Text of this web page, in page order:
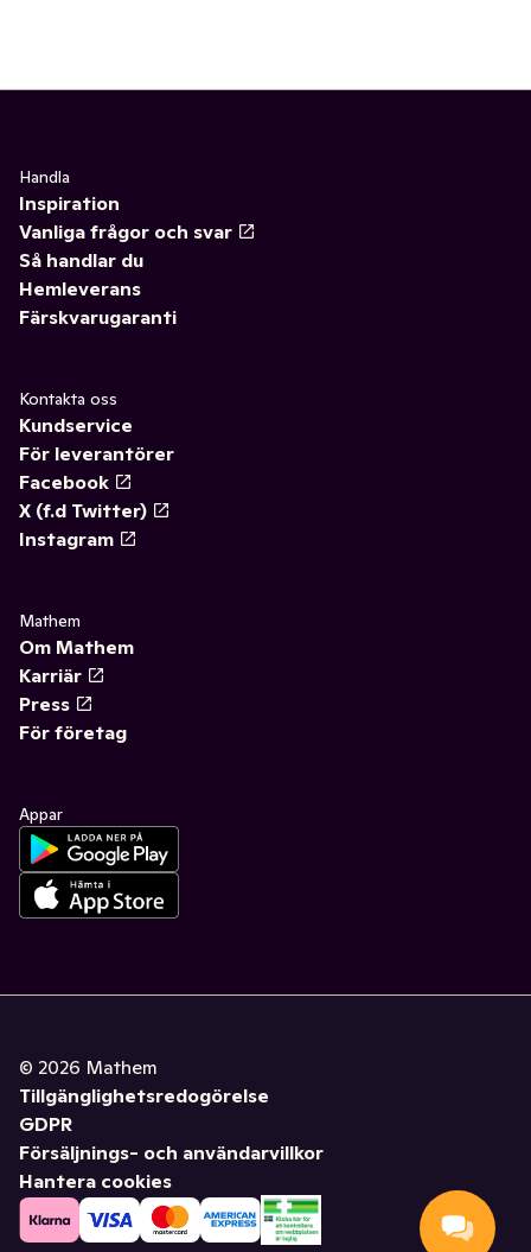
Handla
Inspiration
Vanliga frågor och svar
Så handlar du
Hemleverans
Färskvarugaranti
Kontakta oss
Kundservice
För leverantörer
Facebook
X (f.d Twitter)
Instagram
Mathem
Om Mathem
Karriär
Press
För företag
Appar
© 2026 Mathem
Tillgänglighetsredogörelse
GDPR
Försäljnings- och användarvillkor
Hantera cookies